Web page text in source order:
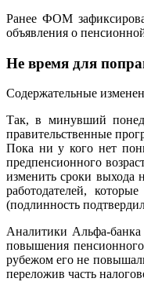
Ранее ФОМ
объявления о
Не время для
Содержательные
Так, в минувший
правительственные
Пока ни у кого нет
предпенсионного
изменить сроки выхода
работодателей,
(подлинность
Аналитики Альфа-банка
повышения
рубежом его не
переложив часть